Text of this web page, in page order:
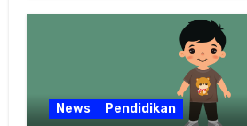
News Pendidikan